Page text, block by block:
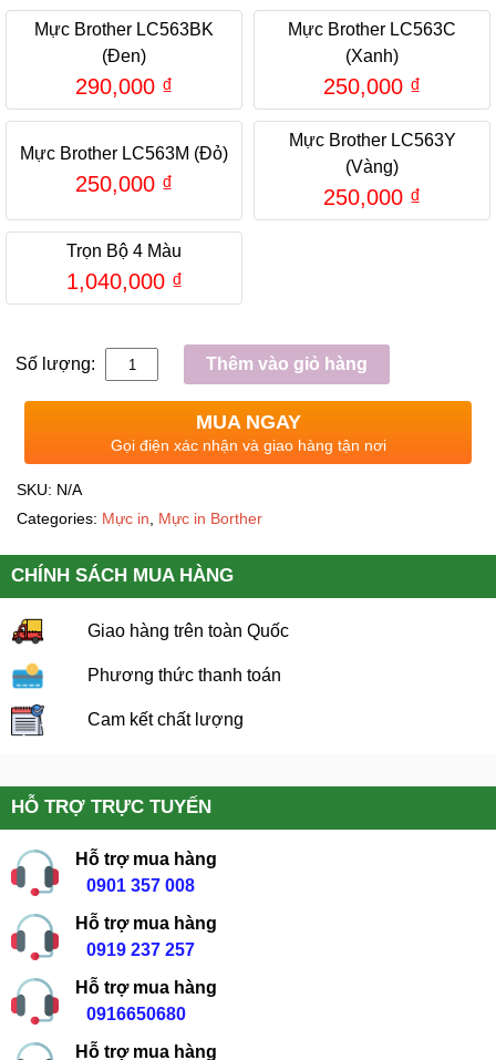
Mực Brother LC563BK
(Đen)
290,000 ₫
Mực Brother LC563C
(Xanh)
250,000 ₫
Mực Brother LC563M (Đỏ)
250,000 ₫
Mực Brother LC563Y
(Vàng)
250,000 ₫
Trọn Bộ 4 Màu
1,040,000 ₫
Số lượng: Thêm vào giỏ hàng
MUA NGAY
Gọi điện xác nhận và giao hàng tận nơi
SKU: N/A
Categories: Mực in Mực in Borther
CHÍNH SÁCH MUA HÀNG
Giao hàng trên toàn Quốc
Phương thức thanh toán
Cam kết chất lượng
HỖ TRỢ TRỰC TUYẾN
Hỗ trợ mua hàng
0901 357 008
Hỗ trợ mua hàng
0919 237 257
Hỗ trợ mua hàng
0916650680
Hỗ trợ mua hàng